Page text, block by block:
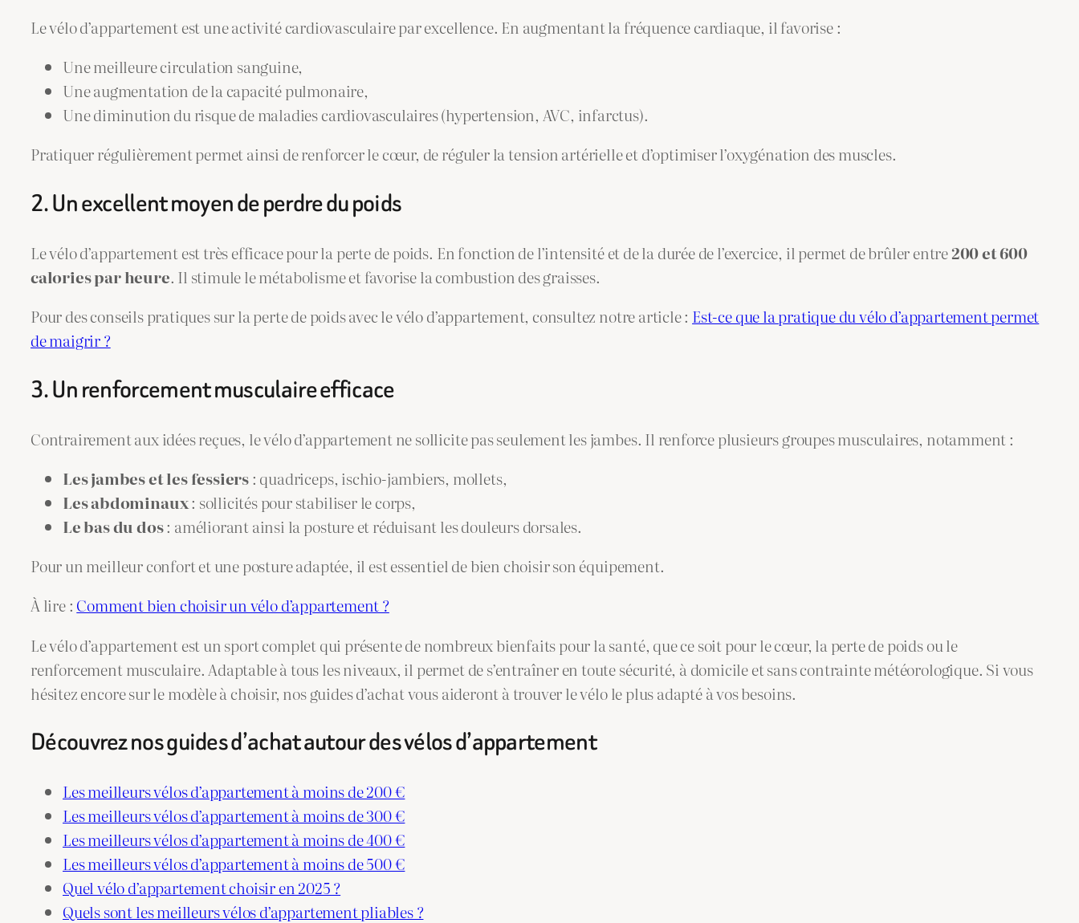
Le vélo d’appartement est une activité cardiovasculaire par excellence. En augmentant la fréquence cardiaque, il favorise :
Une meilleure circulation sanguine,
Une augmentation de la capacité pulmonaire,
Une diminution du risque de maladies cardiovasculaires (hypertension, AVC, infarctus).
Pratiquer régulièrement permet ainsi de renforcer le cœur, de réguler la tension artérielle et d’optimiser l’oxygénation des muscles.
2. Un excellent moyen de perdre du poids
Le vélo d’appartement est très efficace pour la perte de poids. En fonction de l’intensité et de la durée de l’exercice, il permet de brûler entre200 et 600
calories par heure. Il stimule le métabolisme et favorise la combustion des graisses.
Pour des conseils pratiques sur la perte de poids avec le vélo d’appartement, consultez notre article : Est-ce que la pratique du vélo d’appartement permet
de maigrir ?
3. Un renforcement musculaire efficace
Contrairement aux idées reçues, le vélo d’appartement ne sollicite pas seulement les jambes. Il renforce plusieurs groupes musculaires, notamment :
Les jambes et les fessiers: quadriceps, ischio-jambiers, mollets,
Les abdominaux: sollicités pour stabiliser le corps,
Le bas du dos: améliorant ainsi la posture et réduisant les douleurs dorsales.
Pour un meilleur confort et une posture adaptée, il est essentiel de bien choisir son équipement.
À lire : Comment bien choisir un vélo d’appartement ?
Le vélo d’appartement est un sport complet qui présente de nombreux bienfaits pour la santé, que ce soit pour le cœur, la perte de poids ou le
renforcement musculaire. Adaptable à tous les niveaux, il permet de s’entraîner en toute sécurité, à domicile et sans contrainte météorologique. Si vous
hésitez encore sur le modèle à choisir, nos guides d’achat vous aideront à trouver le vélo le plus adapté à vos besoins.
Découvrez nos guides d’achat autour des vélos d’appartement
Les meilleurs vélos d’appartement à moins de 200 €
Les meilleurs vélos d’appartement à moins de 300 €
Les meilleurs vélos d’appartement à moins de 400 €
Les meilleurs vélos d’appartement à moins de 500 €
Quel vélo d’appartement choisir en 2025 ?
Quels sont les meilleurs vélos d’appartement pliables ?